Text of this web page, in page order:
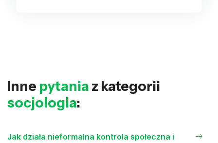
Inne pytania z kategorii
socjologia:
Jak działa nieformalna kontrola społeczna i